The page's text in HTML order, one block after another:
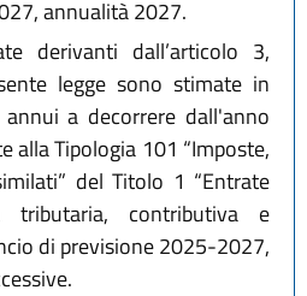
annualità 2027.
derivanti dall’articolo 3,
legge sono stimate in
a decorrere dall'anno
alla Tipologia 101 “Imposte,
del Titolo 1 “Entrate
contributiva e
di previsione 2025-2027,